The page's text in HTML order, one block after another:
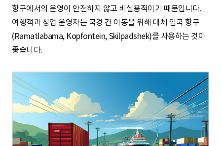
항구에서의 운영이 안전하지 않고 비실용적이기 때문입니다.
여행객과 상업 운영자는 국경 간 이동을 위해 대체 입국 항구
(Ramatlabama, Kopfontein, Skilpadshek)를 사용하는 것이
좋습니다.